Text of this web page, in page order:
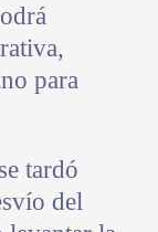
para
tardó
del